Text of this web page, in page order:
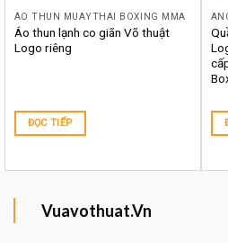
ÁO THUN MUAYTHAI BOXING MMA
Áo thun lạnh co giãn Võ thuật
Logo riêng
ĐỌC TIẾP
Vuavothuat.Vn